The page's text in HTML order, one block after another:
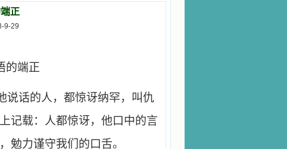
正
9-29
的端正
话的人，都惊讶纳罕，叫仇
记载：人都惊讶，他口中的言
勉力谨守我们的口舌。